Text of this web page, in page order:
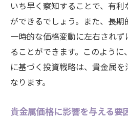
いち早く察知することで、有
ができるでしょう。また、長期
一時的な価格変動に左右され
ることができます。このよう
に基づく投資戦略は、貴金属
なります。
貴金属価格に影響を与える要